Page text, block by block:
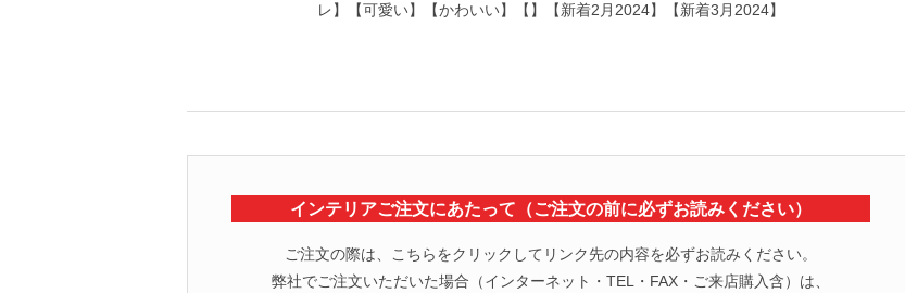
レ】【可愛い】【かわいい】【】【新着2月2024】【新着3月2024】
インテリアご注文にあたって（ご注文の前に必ずお読みください）
ご注文の際は、こちらをクリックしてリンク先の内容を必ずお読みください。
弊社でご注文いただいた場合（インターネット・TEL・FAX・ご来店購入含）は、